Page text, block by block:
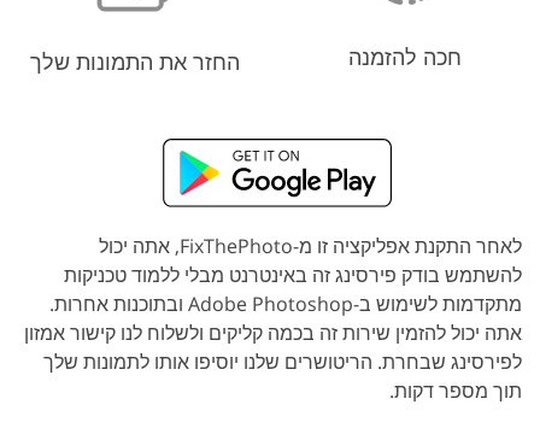
חכה להזמנה החזר את התמונות שלך
לאחר התקנת אפליקציה זו מ-FixThePhoto, אתה יכול
להשתמש בודק פירסינג זה באינטרנט מבלי ללמוד טכניקות
מתקדמות לשימוש ב-Adobe Photoshop ובתוכנות אחרות.
אתה יכול להזמין שירות זה בכמה קליקים ולשלוח לנו קישור אמזון
לפירסינג שבחרת. הריטושרים שלנו יוסיפו אותו לתמונות שלך
תוך מספר דקות.